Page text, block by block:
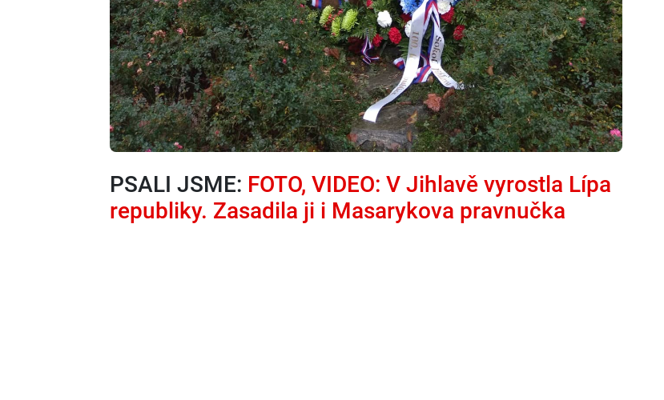
PSALI JSME: FOTO, VIDEO: V Jihlavě vyrostla Lípa
republiky. Zasadila ji i Masarykova pravnučka